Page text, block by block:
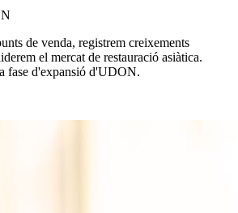
de venda, registrem creixements
el mercat de restauració asiàtica.
fase d'expansió d'UDON.